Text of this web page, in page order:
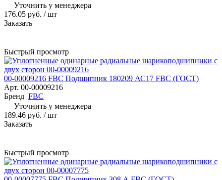
Уточнить у менеджера
176.05 руб. / шт
Заказать
Быстрый просмотр
00-00009216 FBC Подшипник 180209 АС17 FBC (ГОСТ)
Арт. 00-00009216
Бренд FBC
Уточнить у менеджера
189.46 руб. / шт
Заказать
Быстрый просмотр